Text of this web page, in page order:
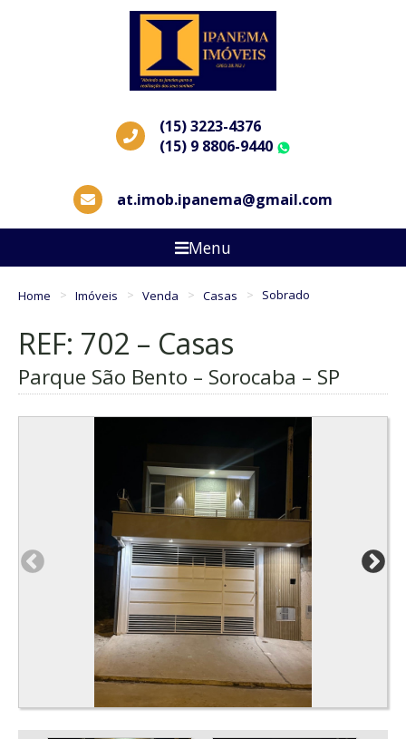
(15) 3223-4376
(15) 9 8806-9440
at.imob.ipanema@gmail.com
Menu
Home Imóveis Venda Casas Sobrado
REF: 702 – Casas
Parque São Bento – Sorocaba – SP